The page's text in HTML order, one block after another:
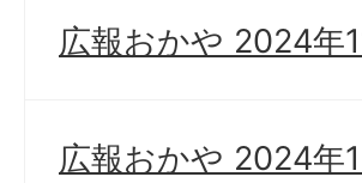
広報おかや 2024年
広報おかや 2024年